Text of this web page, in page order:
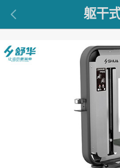
躯干